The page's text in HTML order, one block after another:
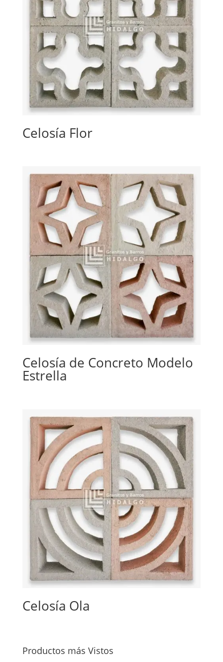
Celosía Flor
Celosía de Concreto Modelo
Estrella
Celosía Ola
Productos más Vistos